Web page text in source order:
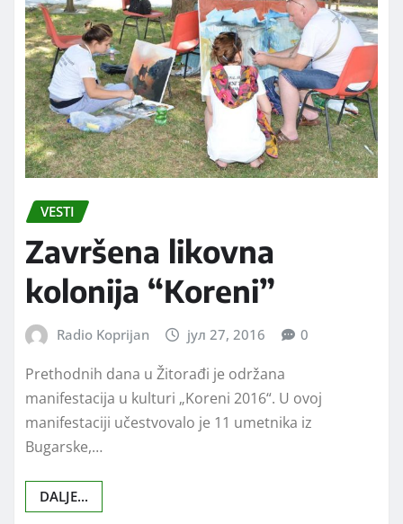
VESTI
Završena likovna
kolonija “Koreni”
Radio Koprijan јул 27, 2016 0
Prethodnih dana u Žitorađi je održana
manifestacija u kulturi „Koreni 2016“. U ovoj
manifestaciji učestvovalo je 11 umetnika iz
Bugarske,…
DALJE...